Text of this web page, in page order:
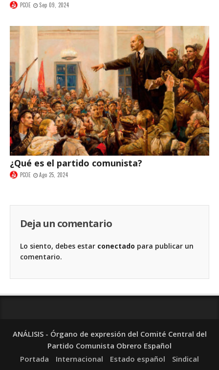
PCOE Sep 09, 2024
¿Qué es el partido comunista?
PCOE Ago 25, 2024
Deja un comentario
Lo siento, debes estar conectado para publicar un
comentario.
ANÁLISIS - Órgano de expresión del Comité Central del
Partido Comunista Obrero Español
Portada
Internacional Estado español
Sindical